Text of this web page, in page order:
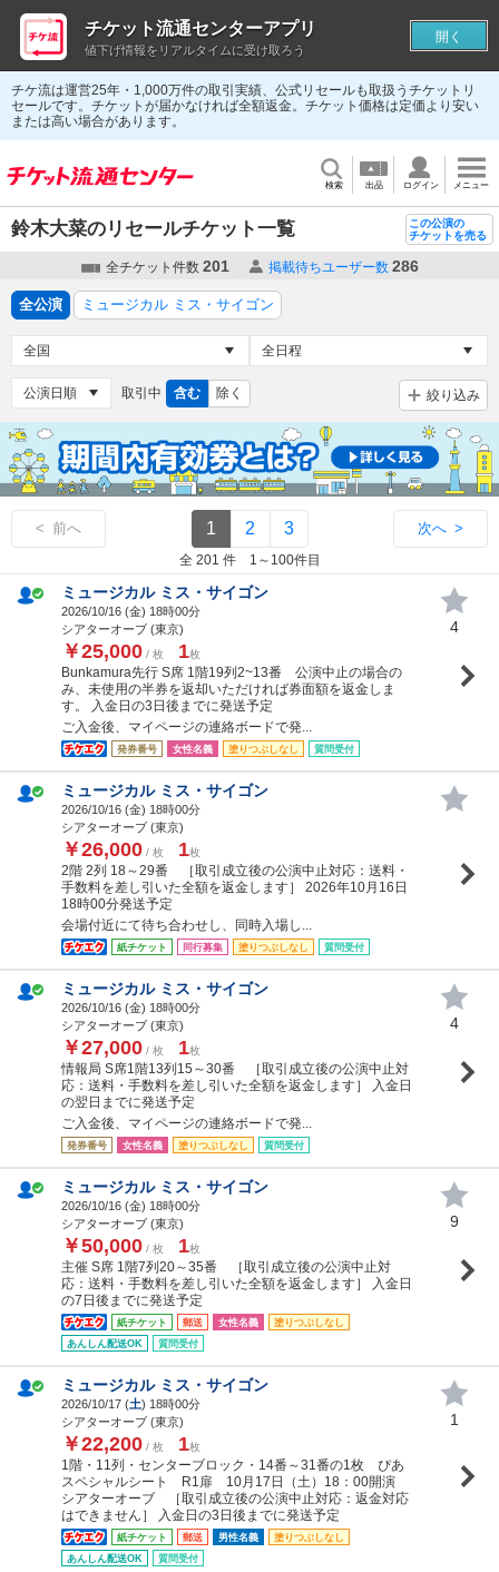
チケ流は運営25年・1,000万件の取引実績、公式リセールも取扱うチケットリ
セールです。チケットが届かなければ全額返金。チケット価格は定価より安い
または高い場合があります。
検索 出品 ログイン メニュー
鈴木大菜のリセールチケット一覧
この公演の
チケットを売る
全チケット件数 201 掲載待ちユーザー数 286
全公演 ミュージカル ミス・サイゴン
取引中 含む 除く 絞り込み
< 前へ 1 2 3 次へ >
全 201 件 1～100件目
ミュージカル ミス・サイゴン
2026/10/16 (金) 18時00分
シアターオーブ (東京)
￥25,000 / 枚 1枚
Bunkamura先行 S席 1階19列2~13番 公演中止の場合の
み、未使用の半券を返却いただければ券面額を返金しま
す。 入金日の3日後までに発送予定
ご入金後、マイページの連絡ボードで発...
発券番号 女性名義 塗りつぶしなし 質問受付
4
ミュージカル ミス・サイゴン
2026/10/16 (金) 18時00分
シアターオーブ (東京)
￥26,000 / 枚 1枚
2階 2列 18～29番 ［取引成立後の公演中止対応：送料・
手数料を差し引いた全額を返金します］ 2026年10月16日
18時00分発送予定
会場付近にて待ち合わせし、同時入場し...
紙チケット 同行募集 塗りつぶしなし 質問受付
ミュージカル ミス・サイゴン
2026/10/16 (金) 18時00分
シアターオーブ (東京)
￥27,000 / 枚 1枚
情報局 S席1階13列15～30番 ［取引成立後の公演中止対
応：送料・手数料を差し引いた全額を返金します］ 入金日
の翌日までに発送予定
ご入金後、マイページの連絡ボードで発...
発券番号 女性名義 塗りつぶしなし 質問受付
4
ミュージカル ミス・サイゴン
2026/10/16 (金) 18時00分
シアターオーブ (東京)
￥50,000 / 枚 1枚
主催 S席 1階7列20～35番 ［取引成立後の公演中止対
応：送料・手数料を差し引いた全額を返金します］ 入金日
の7日後までに発送予定
紙チケット 郵送 女性名義
塗りつぶしなし
あんしん配送OK
質問受付
9
ミュージカル ミス・サイゴン
2026/10/17 (土) 18時00分
シアターオーブ (東京)
￥22,200 / 枚 1枚
1階・11列・センターブロック・14番～31番の1枚 ぴあ
スペシャルシート R1扉 10月17日（土）18：00開演
シアターオーブ ［取引成立後の公演中止対応：返金対応
はできません］ 入金日の3日後までに発送予定
紙チケット 郵送 男性名義
塗りつぶしなし
あんしん配送OK
質問受付
1
チケット流通センターアプリ
値下げ情報をリアルタイムに受け取ろう
開く